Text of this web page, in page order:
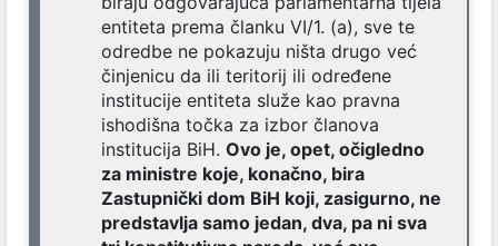
entiteta prema članku VI/1. (a), sve te
odredbe ne pokazuju ništa drugo već
činjenicu da ili teritorij ili određene
institucije entiteta služe kao pravna
ishodišna točka za izbor članova
institucija BiH. Ovo je, opet, očigledno
za ministre koje, konačno, bira
Zastupnički dom BiH koji, zasigurno, ne
predstavlja samo jedan, dva, pa ni sva